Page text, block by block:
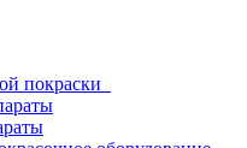
покраски